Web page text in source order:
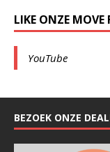
LIKE ONZE
YouTube
BEZOEK ONZE